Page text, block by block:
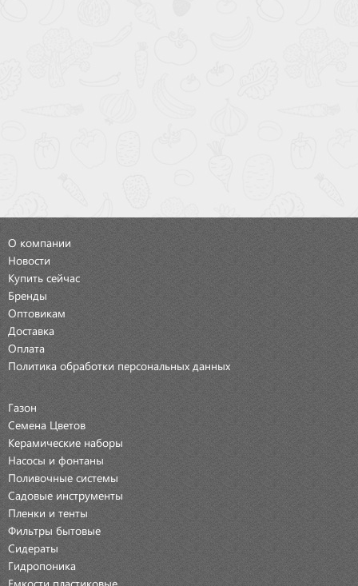
О компании
Новости
Купить сейчас
Бренды
Оптовикам
Доставка
Оплата
Политика обработки персональных данных
Газон
Семена Цветов
Керамические наборы
Насосы и фонтаны
Поливочные системы
Садовые инструменты
Пленки и тенты
Фильтры бытовые
Сидераты
Гидропоника
Емкости пластиковые